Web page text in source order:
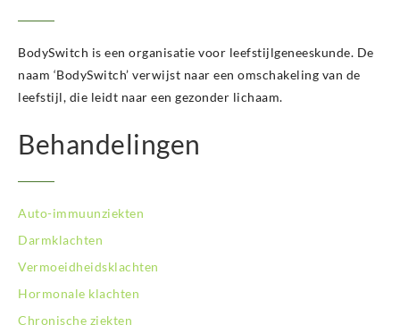
BodySwitch is een organisatie voor leefstijlgeneeskunde. De
naam ‘BodySwitch’ verwijst naar een omschakeling van de
leefstijl, die leidt naar een gezonder lichaam.
Behandelingen
Auto-immuunziekten
Darmklachten
Vermoeidheidsklachten
Hormonale klachten
Chronische ziekten